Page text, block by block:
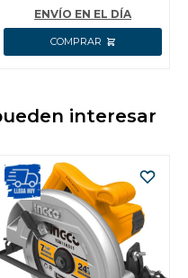
DISCOS + BAT 4.0AH +
CA
ENVÍO EN EL DÍA
interesar